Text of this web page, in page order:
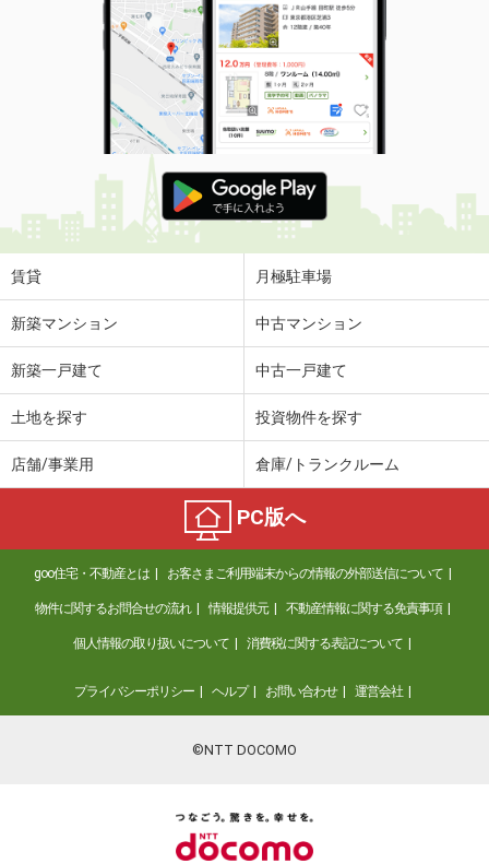
賃貸 月極駐車場
新築マンション 中古マンション
新築一戸建て 中古一戸建て
土地を探す 投資物件を探す
店舗/事業用 倉庫/トランクルーム
PC版へ
goo住宅・不動産とは お客さまご利用端末からの情報の外部送信について
物件に関するお問合せの流れ 情報提供元 不動産情報に関する免責事項
個人情報の取り扱いについて 消費税に関する表記について
プライバシーポリシー ヘルプ お問い合わせ 運営会社
©NTT DOCOMO